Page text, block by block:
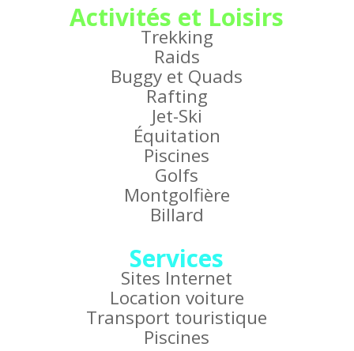
Activités et Loisirs
Trekking
Raids
Buggy et Quads
Rafting
Jet-Ski
Équitation
Piscines
Golfs
Montgolfière
Billard
Services
Sites Internet
Location voiture
Transport touristique
Piscines